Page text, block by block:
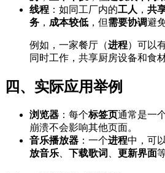
线程 ：如同工厂内的工人 ， 共
务 ， 成本较低 ，但需要协调避
例如，一家餐厅（进程）可以
同时工作，共享厨房设备和食
四、实际应用举例
浏览器 ：每个标签页通常是一
崩溃不会影响其他页面。
音乐播放器 ：一个进程中，可
放音乐
下载歌词 更新界面